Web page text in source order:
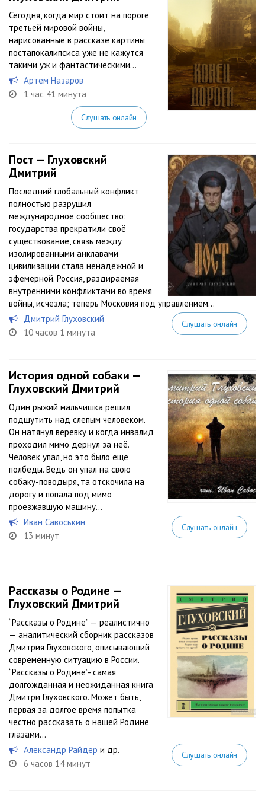
Сегодня, когда мир стоит на пороге
третьей мировой войны,
нарисованные в рассказе картины
постапокалипсиса уже не кажутся
такими уж и фантастическими...
Артем Назаров
1 час 41 минута
Слушать онлайн
Пост — Глуховский
Дмитрий
Последний глобальный конфликт
полностью разрушил
международное сообщество:
государства прекратили своё
существование, связь между
изолированными анклавами
цивилизации стала ненадёжной и
эфемерной. Россия, раздираемая
внутренними конфликтами во время
войны, исчезла; теперь Московия под управлением...
Дмитрий Глуховский
10 часов 1 минута
Слушать онлайн
История одной собаки —
Глуховский Дмитрий
Один рыжий мальчишка решил
подшутить над слепым человеком.
Он натянул веревку и когда инвалид
проходил мимо дернул за неё.
Человек упал, но это было ещё
полбеды. Ведь он упал на свою
собаку-поводыря, та отскочила на
дорогу и попала под мимо
проезжавшую машину…
Иван Савоськин
13 минут
Слушать онлайн
Рассказы о Родине —
Глуховский Дмитрий
“Рассказы о Родине” — реалистично
— аналитический сборник рассказов
Дмитрия Глуховского, описывающий
современную ситуацию в России.
“Рассказы о Родине”- самая
долгожданная и неожиданная книга
Дмитри Глуховского. Может быть,
первая за долгое время попытка
честно рассказать о нашей Родине
глазами...
Александр Райдер и др.
6 часов 14 минут
Слушать онлайн